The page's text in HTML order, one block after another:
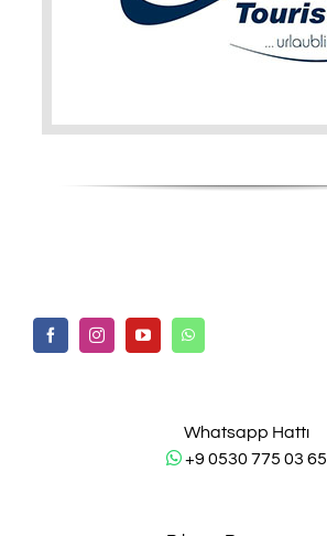
Whatsapp Hattı
+9 0530 775 03 65